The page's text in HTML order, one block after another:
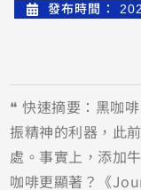
發布時間：
❝ 快速摘要：黑咖
振精神的利器，此
處。事實上，添加
咖啡更顯著？《